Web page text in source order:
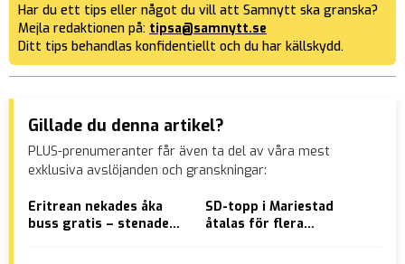
Har du ett tips eller något du vill att Samnytt ska granska?
Mejla redaktionen på: tipsa@samnytt.se
Ditt tips behandlas konfidentiellt och du har källskydd.
Gillade du denna artikel?
PLUS-prenumeranter får även ta del av våra mest
exklusiva avslöjanden och granskningar:
Eritrean nekades åka
buss gratis – stenade
SD-topp i Mariestad
åtalas för flera